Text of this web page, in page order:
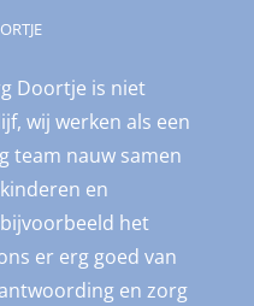
Doortje is niet
wij werken als een
team nauw samen
en
het
er erg goed van
en zorg